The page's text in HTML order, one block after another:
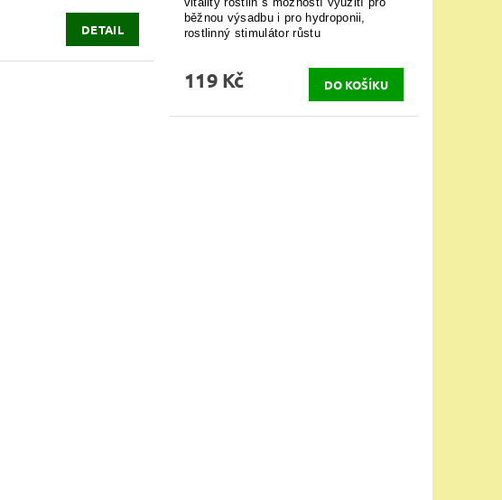
DETAIL
běžnou výsadbu i pro hydroponii,
rostlinný stimulátor růstu
119 Kč